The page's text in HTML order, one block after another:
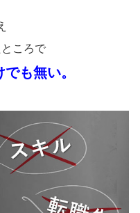
ころで
も無い。